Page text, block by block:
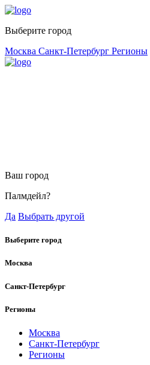
Выберите город
Москва Санкт-Петербург Регионы
Ваш город
Палмдейл?
Да Выбрать другой
Выберите город
Москва
Санкт-Петербург
Регионы
Москва
Санкт-Петербург
Регионы